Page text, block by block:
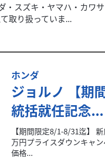
・スズキ・ヤマハ・カワ
取り扱っていま...
ホンダ
ジョルノ 【期
統括就任記念...
【期間限定8/1-8/31迄】
万円プライスダウンキャ
価格...